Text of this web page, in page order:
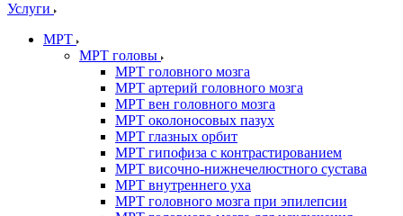
Услуги
МРТ
МРТ головы
МРТ головного мозга
МРТ артерий головного мозга
МРТ вен головного мозга
МРТ околоносовых пазух
МРТ глазных орбит
МРТ гипофиза с контрастированием
МРТ височно-нижнечелюстного сустава
МРТ внутреннего уха
МРТ головного мозга при эпилепсии